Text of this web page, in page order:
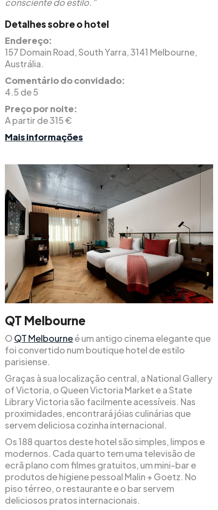
consciente do estilo.”
Detalhes sobre o hotel
Endereço:
157 Domain Road, South Yarra, 3141 Melbourne,
Austrália.
Comentário do convidado:
4.5 de 5
Preço por noite:
A partir de 315 €
Mais informações
QT Melbourne
O QT Melbourneé um antigo cinema elegante que
foi convertido num boutique hotel de estilo
parisiense.
Graças à sua localização central, a National Gallery
of Victoria, o Queen Victoria Market e a State
Library Victoria são facilmente acessíveis. Nas
proximidades, encontrará jóias culinárias que
servem deliciosa cozinha internacional.
Os 188 quartos deste hotel são simples, limpos e
modernos. Cada quarto tem uma televisão de
ecrã plano com filmes gratuitos, um mini-bar e
produtos de higiene pessoal Malin + Goetz. No
piso térreo, o restaurante e o bar servem
deliciosos pratos internacionais.